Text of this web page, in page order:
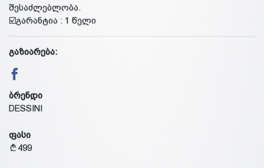
შესაძლებლობა.
☑️გარანტია : 1 წელი
გაზიარება:
ბრენდი
DESSINI
ფასი
499